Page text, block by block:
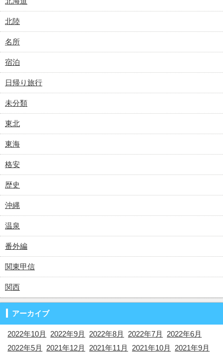
北陸
名所
宿泊
日帰り旅行
未分類
東北
東海
格安
歴史
沖縄
温泉
番外編
関東甲信
関西
アーカイブ
2022年10月 2022年9月 2022年8月 2022年7月
2022年6月
2022年5月
2021年12月 2021年11月 2021年10月
2021年9月